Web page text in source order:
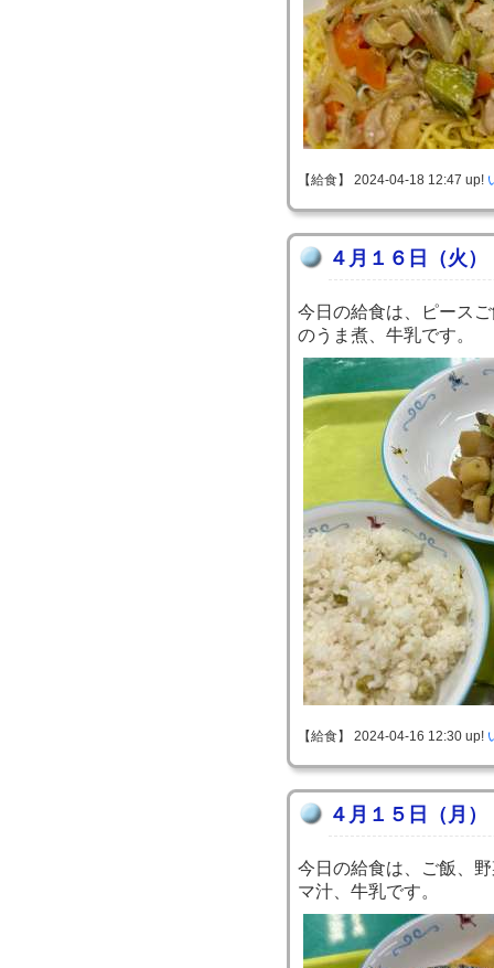
【給食】 2024-04-18 12:47 up!
４月１６日（火）
今日の給食は、ピース
のうま煮、牛乳です。
【給食】 2024-04-16 12:30 up!
４月１５日（月）
今日の給食は、ご飯、
マ汁、牛乳です。